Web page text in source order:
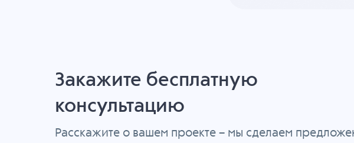
Закажите бесплатную
консультацию
Расскажите о вашем проекте – мы сделаем